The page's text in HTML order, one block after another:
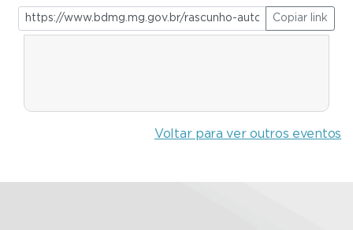
Copiar link
Voltar para ver outros eventos